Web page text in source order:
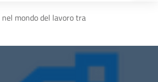
mondo del lavoro tra